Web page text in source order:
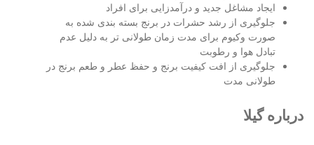
ایجاد مشاغل جدید و درآمدزایی برای افراد
جلوگیری از رشد حشرات در برنج بسته بندی شده به
صورت وکیوم برای مدت زمان طولانی تر به دلیل عدم
تبادل هوا و رطوبت
جلوگیری از افت کیفیت برنج و حفظ عطر و طعم برنج در
طولانی مدت
درباره گیلا